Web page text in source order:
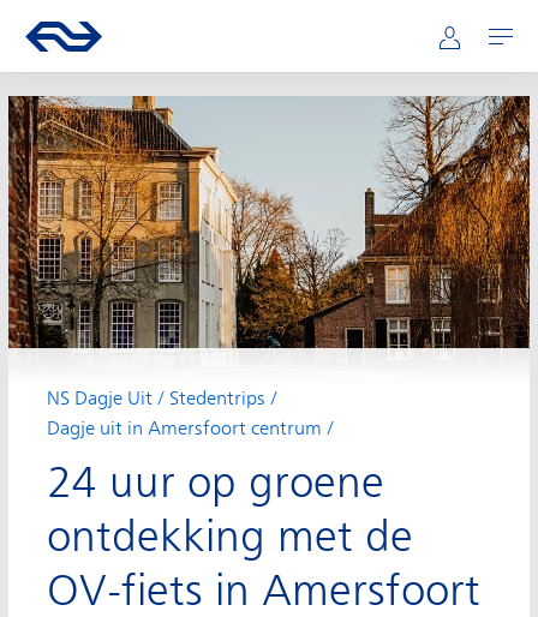
Hoofdnavigatie
Ga naar de homepage van ns.nl Mijn NS
Openen
NS Dagje Uit
Stedentrips
Dagje uit in Amersfoort centrum
24 uur op groene
ontdekking met de
OV-fiets in Amersfoort